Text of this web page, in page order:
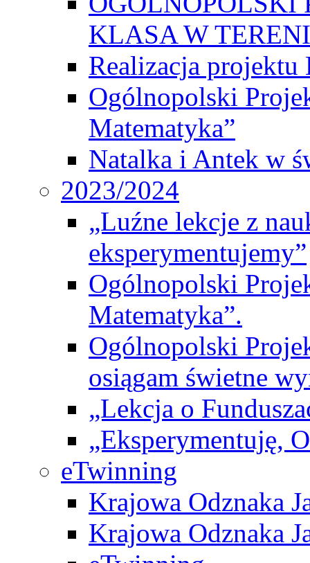
KLASA W
Realizacja
Ogólnopolski
Matematyka”
Natalka i Antek w
2023/2024
„Luźne lekcje z
eksperymentujemy”
Ogólnopolski
Matematyka”.
Ogólnopolski
osiągam świetne
„Lekcja o
„Eksperymentuję,
eTwinning
Krajowa Odznaka
Krajowa Odznaka